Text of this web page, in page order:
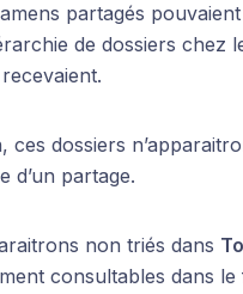
partagés
de dossiers chez
ces dossiers
d’un partage.
non triés dans
consultables dans le